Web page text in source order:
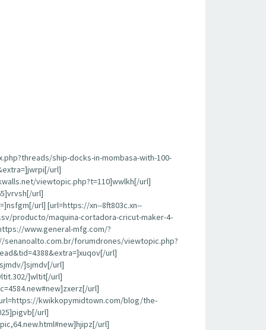
ship-docks-in-mombasa-with-100-
url]
viewtopic.php?t=110]wwlkh[/url]
url]
url] [url=https://xn--8ft803c.xn--
producto/maquina-cortadora-cricut-maker-4-
www.general-mfg.com/?
senanoalto.com.br/forumdrones/viewtopic.php?
url]
]sjmdv[/url]
]wltit[/url]
url]
kwikkopymidtown.com/blog/the-
url]
url]